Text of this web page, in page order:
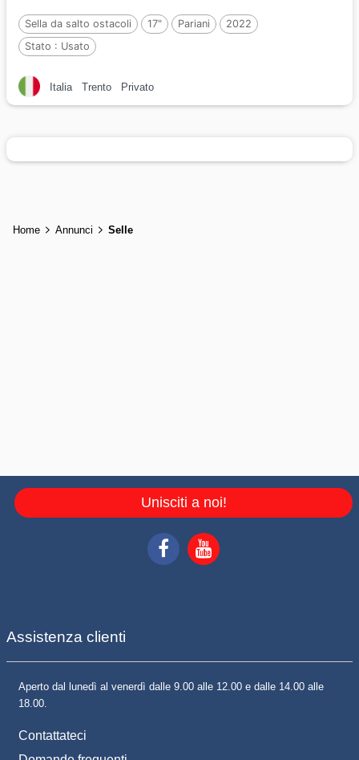
Sella da salto ostacoli 17" Pariani
2022
Stato : Usato
Italia Trento Privato
Home Annunci Selle
Unisciti a noi!
Assistenza clienti
Aperto dal lunedì al venerdì dalle 9.00 alle 12.00 e dalle 14.00 alle
18.00.
Contattateci